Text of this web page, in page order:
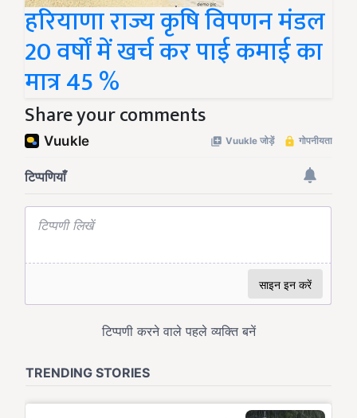
हरियाणा राज्य कृषि विपणन मंडल
20 वर्षों में खर्च कर पाई कमाई का
मात्र 45 %
Share your comments